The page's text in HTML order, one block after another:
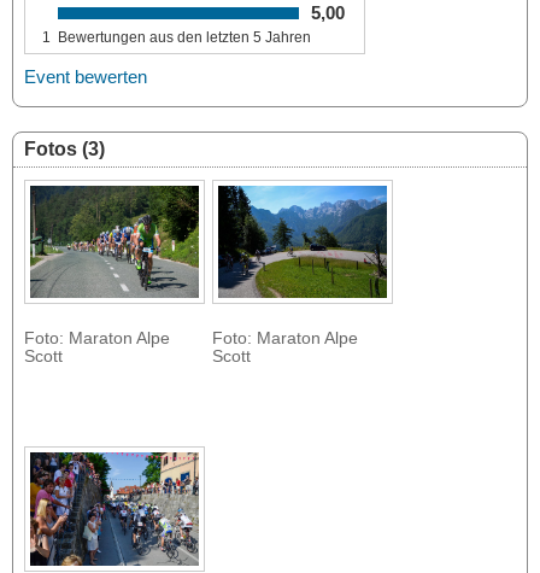
5,00
1 Bewertungen aus den letzten 5 Jahren
Event bewerten
Fotos (3)
Foto: Maraton Alpe
Scott
Foto: Maraton Alpe
Scott